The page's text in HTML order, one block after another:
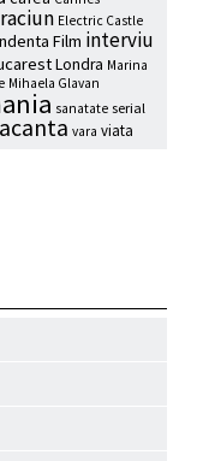
Electric Castle
Film interviu
Londra Marina
Mihaela Glavan
sanatate serial
vara viata